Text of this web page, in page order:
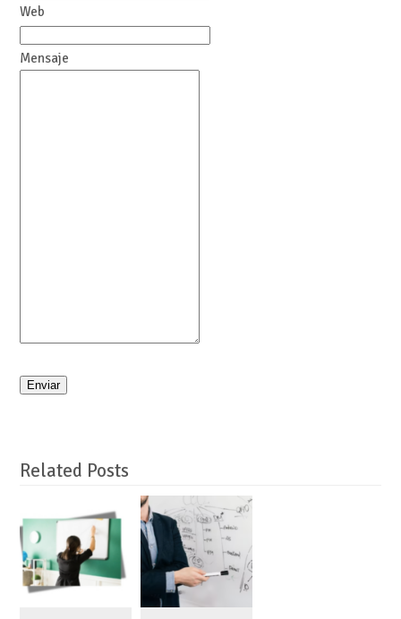
Web
Mensaje
Enviar
Related Posts